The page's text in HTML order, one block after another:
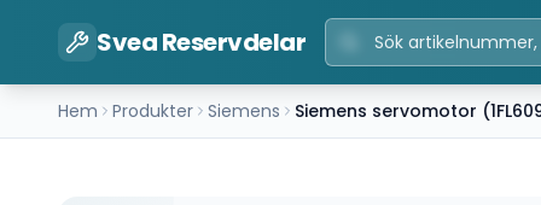
Svea Reservdelar
Hem Produkter Siemens Siemens servomotor